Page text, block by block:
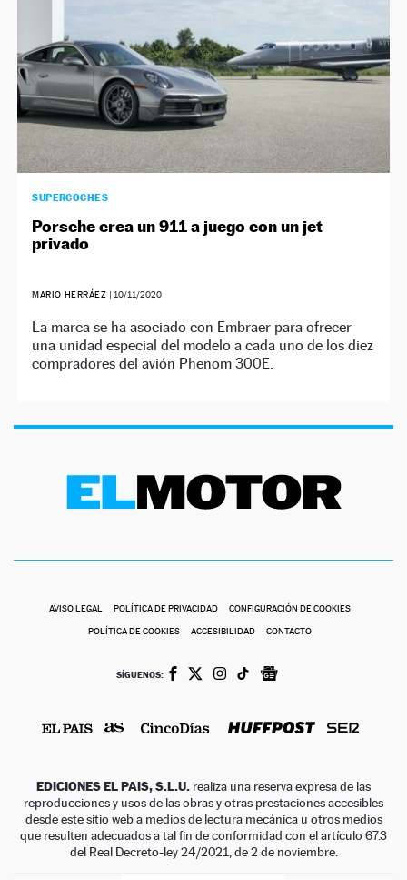
SUPERCOCHES
Porsche crea un 911 a juego con un jet
privado
MARIO HERRÁEZ | 10/11/2020
La marca se ha asociado con Embraer para ofrecer
una unidad especial del modelo a cada uno de los diez
compradores del avión Phenom 300E.
AVISO LEGAL POLÍTICA DE PRIVACIDAD CONFIGURACIÓN DE COOKIES
POLÍTICA DE COOKIES ACCESIBILIDAD CONTACTO
SÍGUENOS:
EDICIONES EL PAIS, S.L.U. realiza una reserva expresa de las
reproducciones y usos de las obras y otras prestaciones accesibles
desde este sitio web a medios de lectura mecánica u otros medios
que resulten adecuados a tal fin de conformidad con el artículo 67.3
del Real Decreto-ley 24/2021, de 2 de noviembre.